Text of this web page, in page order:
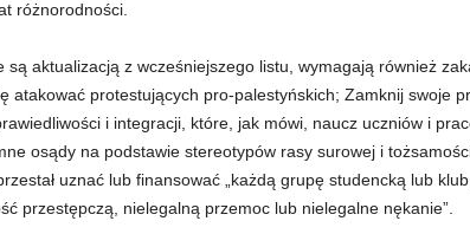
różnorodności.
są aktualizacją z wcześniejszego listu, wymagają również
atakować protestujących pro-palestyńskich; Zamknij swoje
i integracji, które, jak mówi, naucz uczniów i
osądy na podstawie stereotypów rasy surowej i
uznać lub finansować „każdą grupę studencką lub
przestępczą, nielegalną przemoc lub nielegalne nękanie”.